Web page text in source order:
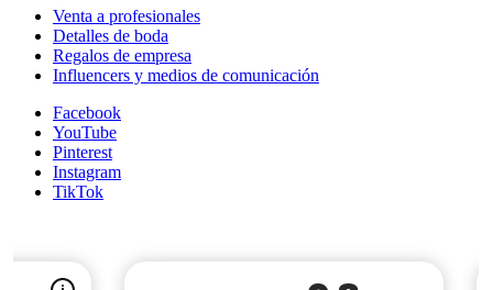
Venta a profesionales
Detalles de boda
Regalos de empresa
Influencers y medios de comunicación
Facebook
YouTube
Pinterest
Instagram
TikTok